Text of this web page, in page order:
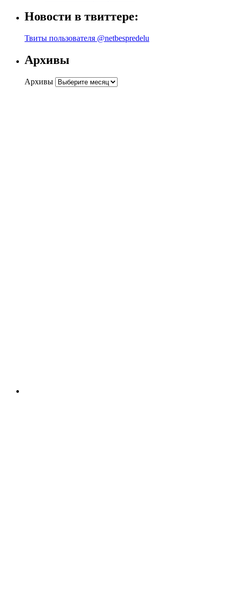
Новости в твиттере:
Твиты пользователя @netbespredelu
Архивы
Архивы